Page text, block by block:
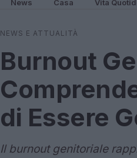
News Casa Vita
NEWS E ATTUALITÀ
Burnout
di Essere
Il burnout genitoriale